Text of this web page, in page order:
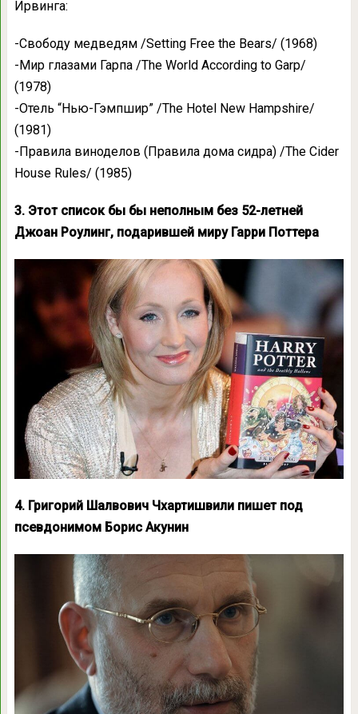
Ирвинга:
-Свободу медведям /Setting Free the Bears/ (1968)
-Мир глазами Гарпа /The World According to Garp/
(1978)
-Отель “Нью-Гэмпшир” /The Hotel New Hampshire/
(1981)
-Правила виноделов (Правила дома сидра) /The Cider
House Rules/ (1985)
3. Этот список бы бы неполным без 52-летней
Джоан Роулинг, подарившей миру Гарри Поттера
4. Григорий Шалвович Чхартишвили пишет под
псевдонимом Борис Акунин